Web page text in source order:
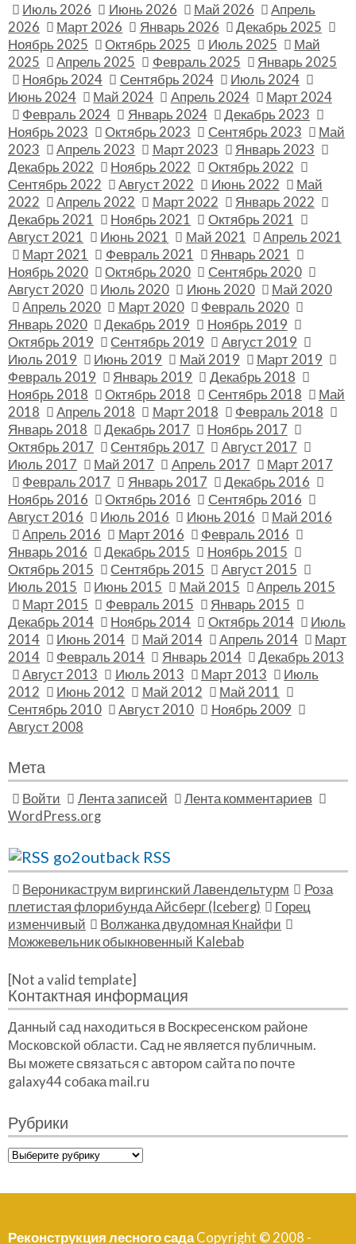
Июль 2026 Июнь 2026 Май 2026
Апрель
2026
Март 2026 Январь 2026
Декабрь 2025
Ноябрь 2025
Октябрь 2025 Июль 2025
Май
2025
Апрель 2025 Февраль 2025
Январь 2025
Ноябрь 2024
Сентябрь 2024
Июль 2024
Июнь 2024
Май 2024 Апрель 2024
Март 2024
Февраль 2024
Январь 2024
Декабрь 2023
Ноябрь 2023
Октябрь 2023 Сентябрь 2023
Май
2023
Апрель 2023 Март 2023
Январь 2023
Декабрь 2022
Ноябрь 2022
Октябрь 2022
Сентябрь 2022
Август 2022 Июнь 2022
Май
2022
Апрель 2022 Март 2022
Январь 2022
Декабрь 2021
Ноябрь 2021
Октябрь 2021
Август 2021
Июнь 2021 Май 2021
Апрель 2021
Март 2021
Февраль 2021
Январь 2021
Ноябрь 2020
Октябрь 2020
Сентябрь 2020
Август 2020
Июль 2020 Июнь 2020
Май 2020
Апрель 2020
Март 2020
Февраль 2020
Январь 2020
Декабрь 2019
Ноябрь 2019
Октябрь 2019
Сентябрь 2019
Август 2019
Июль 2019
Июнь 2019 Май 2019
Март 2019
Февраль 2019
Январь 2019
Декабрь 2018
Ноябрь 2018
Октябрь 2018 Сентябрь 2018
Май
2018
Апрель 2018 Март 2018
Февраль 2018
Январь 2018
Декабрь 2017
Ноябрь 2017
Октябрь 2017
Сентябрь 2017
Август 2017
Июль 2017
Май 2017 Апрель 2017
Март 2017
Февраль 2017
Январь 2017
Декабрь 2016
Ноябрь 2016
Октябрь 2016
Сентябрь 2016
Август 2016
Июль 2016 Июнь 2016
Май 2016
Апрель 2016
Март 2016
Февраль 2016
Январь 2016
Декабрь 2015
Ноябрь 2015
Октябрь 2015
Сентябрь 2015
Август 2015
Июль 2015
Июнь 2015 Май 2015
Апрель 2015
Март 2015
Февраль 2015
Январь 2015
Декабрь 2014
Ноябрь 2014 Октябрь 2014
Июль
2014
Июнь 2014 Май 2014 Апрель 2014
Март
2014
Февраль 2014 Январь 2014
Декабрь 2013
Август 2013
Июль 2013 Март 2013
Июль
2012
Июнь 2012 Май 2012
Май 2011
Сентябрь 2010
Август 2010
Ноябрь 2009
Август 2008
Мета
Войти Лента записей
Лента комментариев
WordPress.org
go2outback RSS
Вероникаструм виргинский Лавендельтурм
Роза
плетистая флорибунда Айсберг (Iceberg)
Горец
изменчивый
Волжанка двудомная Кнайфи
Можжевельник обыкновенный Kalebab
[Not a valid template]
Контактная информация
Данный сад находиться в Воскресенском районе
Московской области. Сад не является публичным.
Вы можете связаться с автором сайта по почте
galaxy44 собака mail.ru
Рубрики
Рубрики
Реконструкция лесного садаCopyright © 2008 -